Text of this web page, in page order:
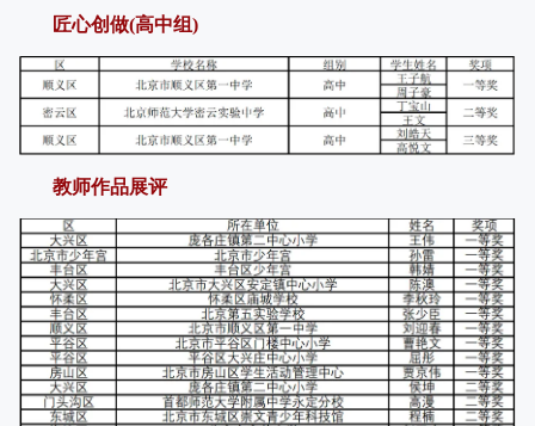
匠心创做(高中组)
教师作品展评